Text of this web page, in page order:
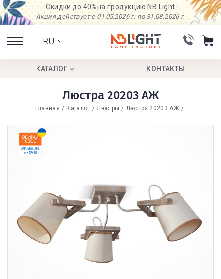
Скидки до 40%на продукцию NB Light
Акция действует с 01.05.2026 г. по 31.08.2026 г.
RU
КАТАЛОГ КОНТАКТЫ
Люстра 20203 АЖ
Главная Каталог Люстры Люстра 20203 АЖ